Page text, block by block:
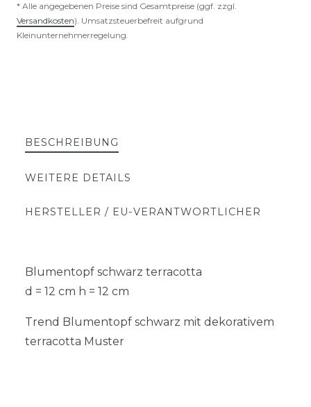
* Alle angegebenen Preise sind Gesamtpreise (ggf. zzgl.
Versandkosten). Umsatzsteuerbefreit aufgrund
Kleinunternehmerregelung.
BESCHREIBUNG
WEITERE DETAILS
HERSTELLER / EU-VERANTWORTLICHER
Blumentopf schwarz terracotta
d = 12 cm h = 12 cm
Trend Blumentopf schwarz mit dekorativem
terracotta Muster